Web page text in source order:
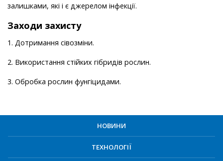
залишками, які і є джерелом інфекції.
Заходи захисту
1. Дотримання сівозміни.
2. Використання стійких гібридів рослин.
3. Обробка рослин фунгіцидами.
НОВИНИ
ТЕХНОЛОГІЇ